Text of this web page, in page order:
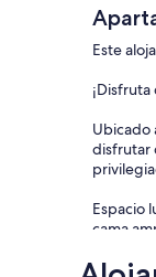
Este
Ubicado
disfrutar
Espacio
cama
Cocina